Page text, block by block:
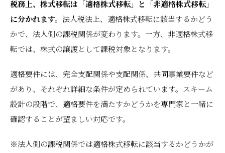
税務上、株式移転は「適格株式移転」と「非適格株式移転」
に分かれます。 法人税法上、適格株式移転に該当するかどう
かで、法人側の課税関係が変わります。一方、非適格株式移
転では、株式の譲渡として課税対象となります。
適格要件には、完全支配関係や支配関係、共同事業要件など
があり、それぞれ詳細な条件が定められています。スキーム
設計の段階で、適格要件を満たすかどうかを専門家と一緒に
確認することが望ましい対応です。
※法人側の課税関係では適格株式移転に該当するかどうかが